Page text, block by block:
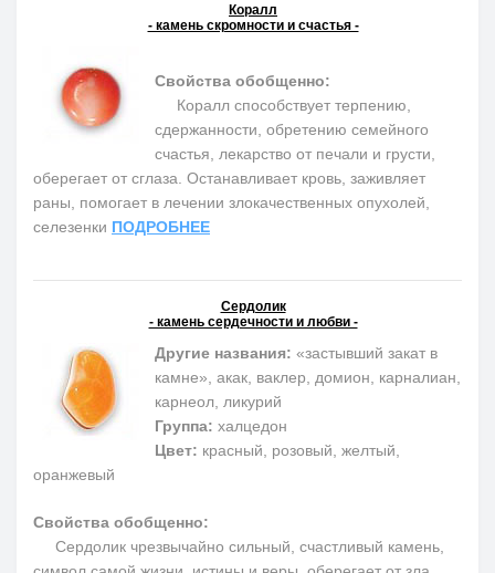
Коралл
- камень скромности и счастья -
Свойства обобщенно:
Коралл способствует терпению,
сдержанности, обретению семейного
счастья, лекарство от печали и грусти,
оберегает от сглаза. Останавливает кровь, заживляет
раны, помогает в лечении злокачественных опухолей,
селезенки ПОДРОБНЕЕ
Сердолик
- камень сердечности и любви -
Другие названия: «застывший закат в
камне», акак, ваклер, домион, карналиан,
карнеол, ликурий
Группа: халцедон
Цвет: красный, розовый, желтый,
оранжевый
Свойства обобщенно:
Сердолик чрезвычайно сильный, счастливый камень,